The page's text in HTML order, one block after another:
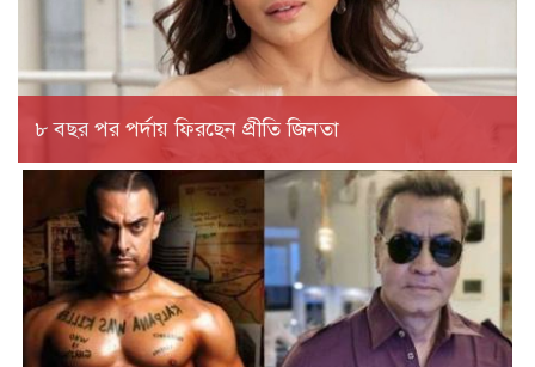
৮ বছর পর পর্দায় ফিরছেন প্রীতি জিনতা